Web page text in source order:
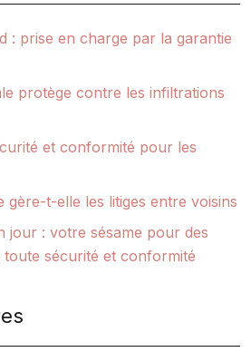
: prise en charge par la garantie
protège contre les infiltrations
et conformité pour les
gère-t-elle les litiges entre voisins
jour : votre sésame pour des
toute sécurité et conformité